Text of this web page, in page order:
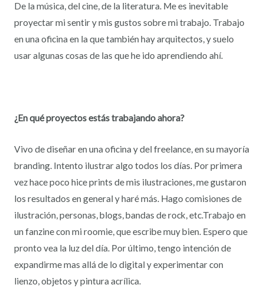
De la música, del cine, de la literatura. Me es inevitable
proyectar mi sentir y mis gustos sobre mi trabajo. Trabajo
en una oficina en la que también hay arquitectos, y suelo
usar algunas cosas de las que he ido aprendiendo ahí.
¿En qué proyectos estás trabajando ahora?
Vivo de diseñar en una oficina y del freelance, en su mayoría
branding. Intento ilustrar algo todos los días. Por primera
vez hace poco hice prints de mis ilustraciones, me gustaron
los resultados en general y haré más. Hago comisiones de
ilustración, personas, blogs, bandas de rock, etc.Trabajo en
un fanzine con mi roomie, que escribe muy bien. Espero que
pronto vea la luz del día. Por último, tengo intención de
expandirme mas allá de lo digital y experimentar con
lienzo, objetos y pintura acrílica.